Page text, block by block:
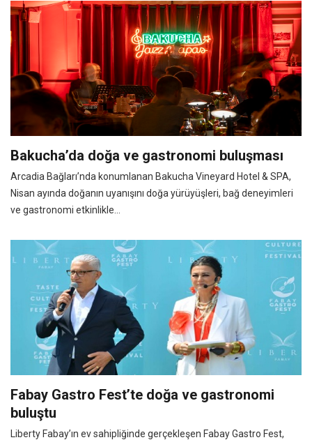
Bakucha’da doğa ve gastronomi buluşması
Arcadia Bağları’nda konumlanan Bakucha Vineyard Hotel & SPA,
Nisan ayında doğanın uyanışını doğa yürüyüşleri, bağ deneyimleri
ve gastronomi etkinlikle...
Fabay Gastro Fest’te doğa ve gastronomi
buluştu
Liberty Fabay’ın ev sahipliğinde gerçekleşen Fabay Gastro Fest,